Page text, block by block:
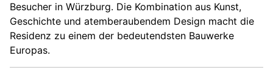
Besucher in Würzburg. Die Kombination aus Kunst,
Geschichte und atemberaubendem Design macht die
Residenz zu einem der bedeutendsten Bauwerke
Europas.